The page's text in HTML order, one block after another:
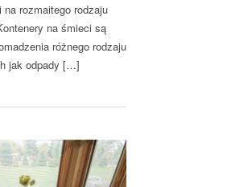
na rozmaitego rodzaju
na śmieci są
różnego rodzaju
jak odpady […]